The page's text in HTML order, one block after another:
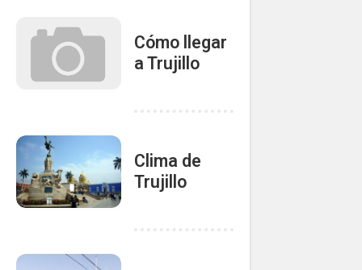
Cómo llegar
a Trujillo
Clima de
Trujillo